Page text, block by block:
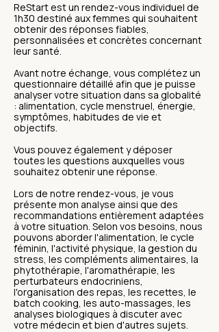
ReStart est un rendez-vous individuel de
1h30 destiné aux femmes qui souhaitent
obtenir des réponses fiables,
personnalisées et concrètes concernant
leur santé.
Avant notre échange, vous complétez un
questionnaire détaillé afin que je puisse
analyser votre situation dans sa globalité
: alimentation, cycle menstruel, énergie,
symptômes, habitudes de vie et
objectifs.
Vous pouvez également y déposer
toutes les questions auxquelles vous
souhaitez obtenir une réponse.
Lors de notre rendez-vous, je vous
présente mon analyse ainsi que des
recommandations entièrement adaptées
à votre situation. Selon vos besoins, nous
pouvons aborder l'alimentation, le cycle
féminin, l'activité physique, la gestion du
stress, les compléments alimentaires, la
phytothérapie, l'aromathérapie, les
perturbateurs endocriniens,
l'organisation des repas, les recettes, le
batch cooking, les auto-massages, les
analyses biologiques à discuter avec
votre médecin et bien d'autres sujets.